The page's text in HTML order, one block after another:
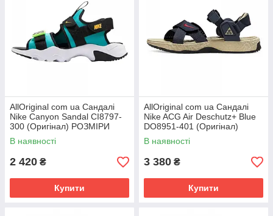
AllOriginal com ua Сандалі
Nike Canyon Sandal CI8797-
300 (Оригінал) РОЗМІРИ
ЗАПИТУЙТЕ
В наявності
2 420 ₴
Купити
AllOriginal com ua Сандалі
Nike ACG Air Deschutz+ Blue
DO8951-401 (Оригінал)
РОЗМІРИ ЗАПИТУЙТЕ
В наявності
3 380 ₴
Купити